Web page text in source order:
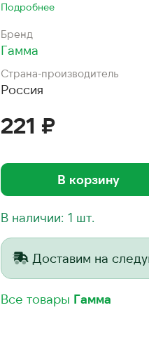
Подробнее
Бренд
Гамма
Страна-производитель
Россия
221 ₽
В корзину
В наличии: 1 шт.
Доставим на
Все товары Гамма